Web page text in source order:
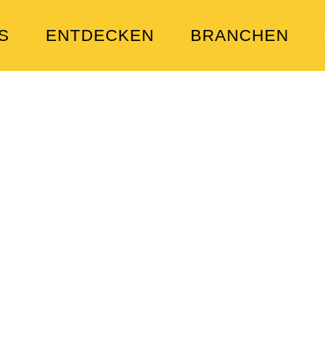
ENTDECKEN BRANCHEN